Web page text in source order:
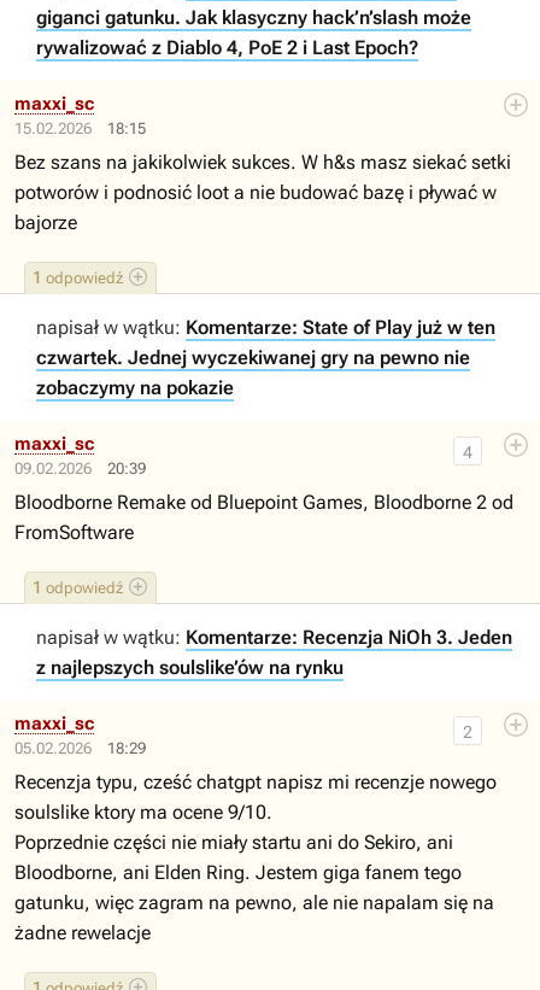
giganci gatunku. Jak klasyczny hack’n’slash może
rywalizować z Diablo 4, PoE 2 i Last Epoch?
15.02.2026 18:15
1 odpowiedź
maxxi_sc
Bez szans na jakikolwiek sukces. W h&s masz siekać setki
potworów i podnosić loot a nie budować bazę i pływać w
bajorze
napisał w wątku: Komentarze: State of Play już w ten
czwartek. Jednej wyczekiwanej gry na pewno nie
zobaczymy na pokazie
09.02.2026 20:39
4
1 odpowiedź
maxxi_sc
Bloodborne Remake od Bluepoint Games, Bloodborne 2 od
FromSoftware
napisał w wątku: Komentarze: Recenzja NiOh 3. Jeden
z najlepszych soulslike’ów na rynku
05.02.2026 18:29
2
maxxi_sc
Recenzja typu, cześć chatgpt napisz mi recenzje nowego
soulslike ktory ma ocene 9/10.
Poprzednie części nie miały startu ani do Sekiro, ani
Bloodborne, ani Elden Ring. Jestem giga fanem tego
gatunku, więc zagram na pewno, ale nie napalam się na
żadne rewelacje